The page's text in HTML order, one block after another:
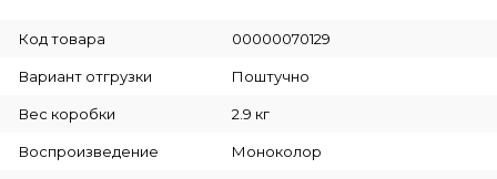
Код товара 00000070129
Вариант отгрузки Поштучно
Вес коробки 2.9 кг
Воспроизведение Моноколор